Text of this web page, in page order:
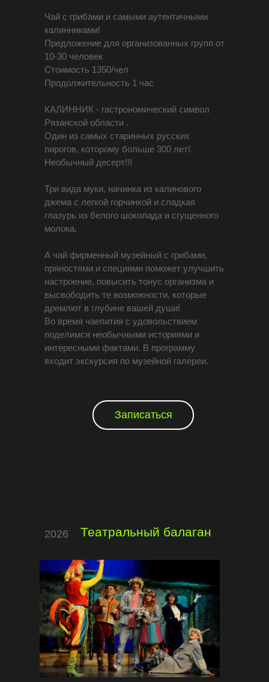
Чай с грибами и самыми аутентичными
калинниками!
Предложение для организованных групп от
10-30 человек
Стоимость 1350/чел
Продолжительность 1 час
КАЛИННИК - гастрономический символ
Рязанской области .
Один из самых старинных русских
пирогов, которому больше 300 лет!
Необычный десерт!!!
Три вида муки, начинка из калинового
джема с легкой горчинкой и сладкая
глазурь из белого шоколада и сгущенного
молока.
А чай фирменный музейный с грибами,
пряностями и специями поможет улучшить
настроение, повысить тонус организма и
высвободить те возможности, которые
дремлют в глубине вашей души!
Во время чаепития с удовольствием
поделимся необычными историями и
интересными фактами. В программу
входит экскурсия по музейной галереи.
Записаться
2026 Театральный балаган